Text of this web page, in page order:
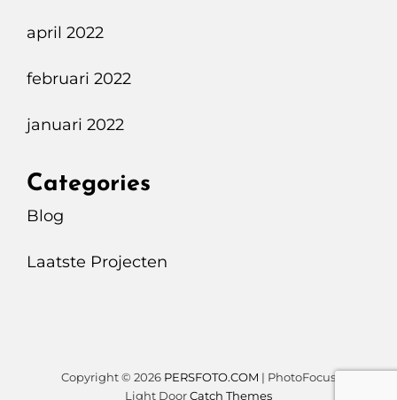
april 2022
februari 2022
januari 2022
Categories
Blog
Laatste Projecten
Copyright © 2026 PERSFOTO.COM | PhotoFocus
Light DoorCatch Themes